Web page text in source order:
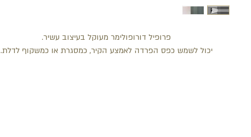
פרופיל דורופולימר מעוקל בעיצוב עשיר.
יכול לשמש כפס הפרדה לאמצע הקיר, כמסגרת או כמשקוף לדלת.